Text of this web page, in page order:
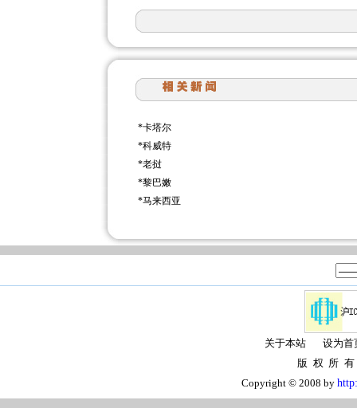
*卡塔尔
*科威特
*老挝
*黎巴嫩
*马来西亚